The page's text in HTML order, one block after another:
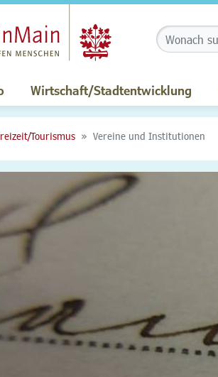
Wirtschaft/Stadtentwicklung
Tourismus Vereine und Institutionen